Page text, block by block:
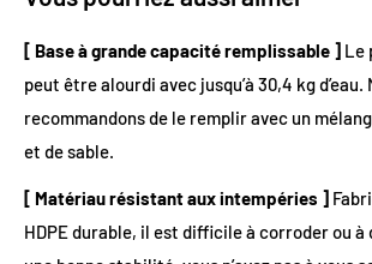
[ Base à grande capacité remplissable ] Le
peut être alourdi avec jusqu’à 30,4 kg d’eau.
recommandons de le remplir avec un
et de sable.
[ Matériau résistant aux intempéries ]
HDPE durable, il est difficile à corroder ou